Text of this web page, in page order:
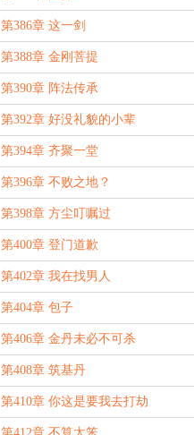
第386章 这一剑
第388章 金刚菩提
第390章 阵法传承
第392章 好没礼貌的小辈
第394章 齐聚一堂
第396章 不败之地？
第398章 方尘叮嘱过
第400章 登门道歉
第402章 我在找男人
第404章 包子
第406章 金丹未必不可杀
第408章 筑基丹
第410章 你这是要我去打劫